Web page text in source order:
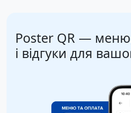
Poster QR —
і відгуки для